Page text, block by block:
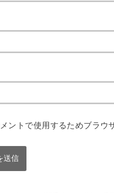
ントで使用するためブラウ